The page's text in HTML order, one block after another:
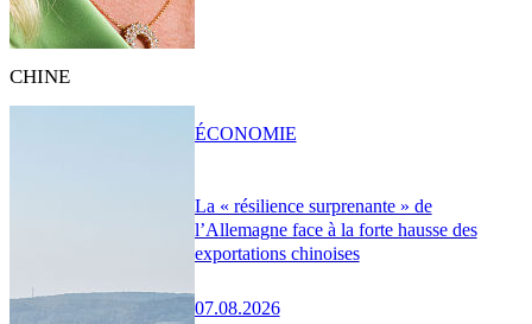
CHINE
La « résilience surprenante » de
l’Allemagne face à la forte hausse des
exportations chinoises
07.08.2026
ÉCONOMIE